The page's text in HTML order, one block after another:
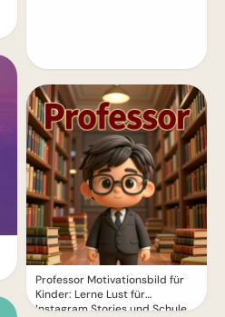
Professor Motivationsbild für
Kinder: Lerne Lust für
Instagram Stories und Schule